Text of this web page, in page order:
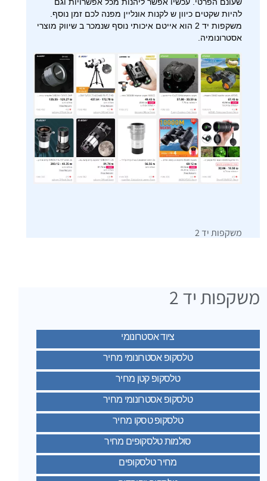
שעונם הפרטי. עכשיו אפשר ליהנות מכל אפשרויות וגם
להיות שקטים כיוון ש לקנות אונליין מפנה לכם זמן נוסף.
משקפות יד 2 הוא אייטם איכותי נוסף שנמכר ב שיווק מוצרי
אסטרונומיה.
משקפות יד 2
משקפות יד 2
ציוד אסטרונומי
טלסקופ אסטרונומי מחיר
טלסקופ קטן מחיר
טלסקופ אסטרונומי מחיר
טלסקופ טסקו מחיר
סולמות טלסקופים מחיר
מחיר טלסקופים